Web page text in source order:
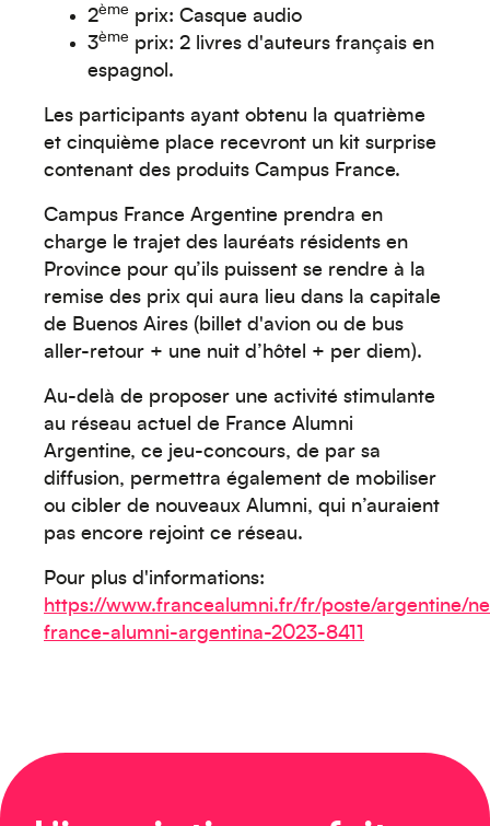
2ème prix: Casque audio
3ème prix: 2 livres d'auteurs français en
espagnol.
Les participants ayant obtenu la quatrième
et cinquième place recevront un kit surprise
contenant des produits Campus France.
Campus France Argentine prendra en
charge le trajet des lauréats résidents en
Province pour qu’ils puissent se rendre à la
remise des prix qui aura lieu dans la capitale
de Buenos Aires (billet d'avion ou de bus
aller-retour + une nuit d’hôtel + per diem).
Au-delà de proposer une activité stimulante
au réseau actuel de France Alumni
Argentine, ce jeu-concours, de par sa
diffusion, permettra également de mobiliser
ou cibler de nouveaux Alumni, qui n’auraient
pas encore rejoint ce réseau.
Pour plus d'informations:
https://www.francealumni.fr/fr/poste/argentine/
france-alumni-argentina-2023-8411
Caraïbes
Europe
Moyen-Orient
Océanie